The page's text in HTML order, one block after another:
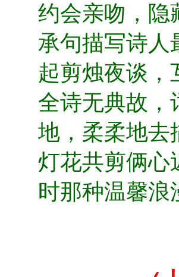
约会亲吻，隐
承句描写诗人
起剪烛夜谈，
全诗无典故，
地，柔柔地去
灯花共剪俩心
时那种温馨浪